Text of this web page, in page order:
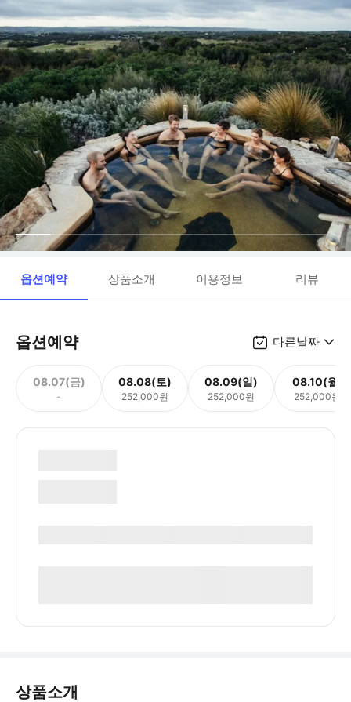
옵션예약 상품소개 이용정보 리뷰
옵션예약 다른날짜
08.07(금)
-
08.08(토)
252,000원
08.09(일)
252,000원
08.10(월)
252,000원
상품소개